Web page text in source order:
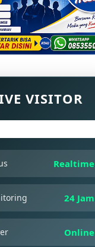
VISITOR
Realtime
24 Jam
Online